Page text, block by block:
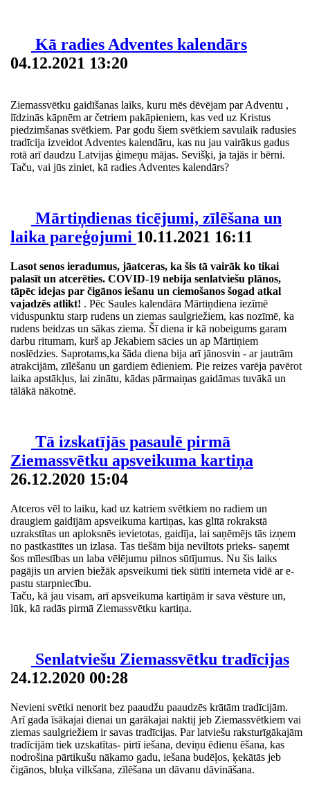
Kā radies Adventes kalendārs
04.12.2021 13:20
Ziemassvētku gaidīšanas laiks, kuru mēs dēvējam par Adventu ,
līdzinās kāpnēm ar četriem pakāpieniem, kas ved uz Kristus
piedzimšanas svētkiem. Par godu šiem svētkiem savulaik radusies
tradīcija izveidot Adventes kalendāru, kas nu jau vairākus gadus
rotā arī daudzu Latvijas ģimeņu mājas. Sevišķi, ja tajās ir bērni.
Taču, vai jūs ziniet, kā radies Adventes kalendārs?
Mārtiņdienas ticējumi, zīlēšana un
laika pareģojumi 10.11.2021 16:11
Lasot senos ieradumus, jāatceras, ka šis tā vairāk ko tikai
palasīt un atcerēties. COVID-19 nebija senlatviešu plānos,
tāpēc idejas par čigānos iešanu un ciemošanos šogad atkal
vajadzēs atlikt! . Pēc Saules kalendāra Mārtiņdiena iezīmē
viduspunktu starp rudens un ziemas saulgriežiem, kas nozīmē, ka
rudens beidzas un sākas ziema. Šī diena ir kā nobeigums garam
darbu ritumam, kurš ap Jēkabiem sācies un ap Mārtiņiem
noslēdzies. Saprotams,ka šāda diena bija arī jānosvin - ar jautrām
atrakcijām, zīlēšanu un gardiem ēdieniem. Pie reizes varēja pavērot
laika apstākļus, lai zinātu, kādas pārmaiņas gaidāmas tuvākā un
tālākā nākotnē.
Tā izskatījās pasaulē pirmā
Ziemassvētku apsveikuma kartiņa
26.12.2020 15:04
Atceros vēl to laiku, kad uz katriem svētkiem no radiem un
draugiem gaidījām apsveikuma kartiņas, kas glītā rokrakstā
uzrakstītas un aploksnēs ievietotas, gaidīja, lai saņēmējs tās izņem
no pastkastītes un izlasa. Tas tiešām bija neviltots prieks- saņemt
šos mīlestības un laba vēlējumu pilnos sūtījumus. Nu šis laiks
pagājis un arvien biežāk apsveikumi tiek sūtīti interneta vidē ar e-
pastu starpniecību.
Taču, kā jau visam, arī apsveikuma kartiņām ir sava vēsture un,
lūk, kā radās pirmā Ziemassvētku kartiņa.
Senlatviešu Ziemassvētku tradīcijas
24.12.2020 00:28
Nevieni svētki nenorit bez paaudžu paaudzēs krātām tradīcijām.
Arī gada īsākajai dienai un garākajai naktij jeb Ziemassvētkiem vai
ziemas saulgriežiem ir savas tradīcijas. Par latviešu raksturīgākajām
tradīcijām tiek uzskatītas- pirtī iešana, deviņu ēdienu ēšana, kas
nodrošina pārtikušu nākamo gadu, iešana budēļos, ķekātās jeb
čigānos, bluķa vilkšana, zīlēšana un dāvanu dāvināšana.